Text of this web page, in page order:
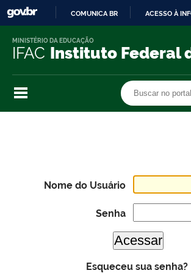
O
COMUNICA BR ACESSO À
IFAC Instituto Federal
MINISTÉRIO DA EDUCAÇÃO
Nome do Usuário
Senha
Esqueceu sua senha?